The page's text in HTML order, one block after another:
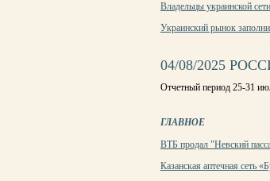
Владельцы украинской
Украинский рынок
04/08/2025
Отчетный период 25-31
ГЛАВНОЕ
ВТБ продал "Невский
Казанская аптечная сеть